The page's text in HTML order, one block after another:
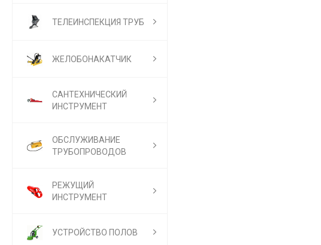
ТЕЛЕИНСПЕКЦИЯ ТРУБ
ЖЕЛОБОНАКАТЧИК
САНТЕХНИЧЕСКИЙ
ИНСТРУМЕНТ
ОБСЛУЖИВАНИЕ
ТРУБОПРОВОДОВ
РЕЖУЩИЙ
ИНСТРУМЕНТ
УСТРОЙСТВО ПОЛОВ